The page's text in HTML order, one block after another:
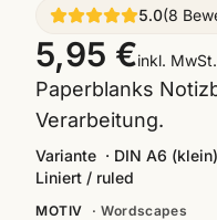
5.0(8
5,95 €inkl. MwSt.
Paperblanks
Verarbeitung.
Variante · DIN A6
Liniert / ruled
MOTIV ·Wordscapes